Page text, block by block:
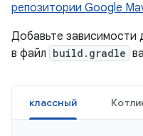
репозитории Google
Добавьте зависимости
в файл build.gradle
классный